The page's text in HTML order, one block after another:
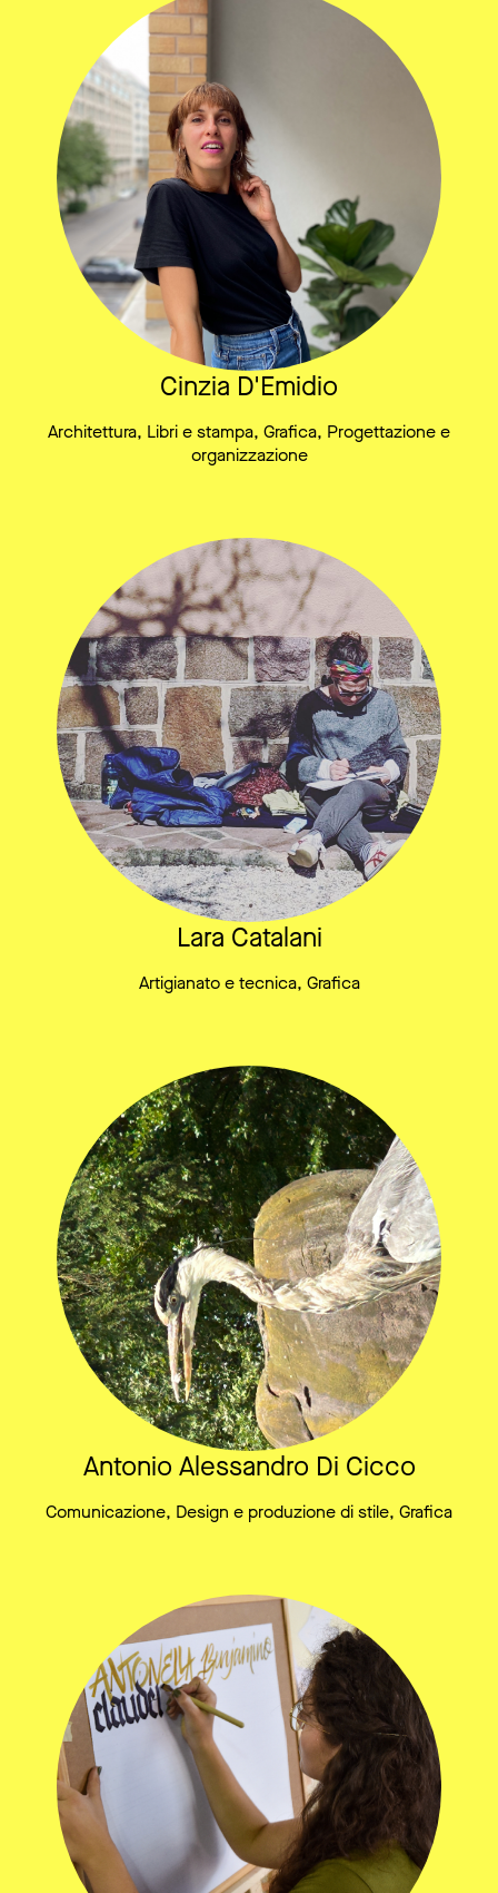
Cinzia D'Emidio
Architettura, Libri e stampa, Grafica, Progettazione e
organizzazione
Lara Catalani
Artigianato e tecnica, Grafica
Antonio Alessandro Di Cicco
Comunicazione, Design e produzione di stile, Grafica